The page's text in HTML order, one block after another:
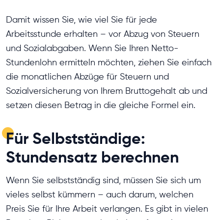
Damit wissen Sie, wie viel Sie für jede
Arbeitsstunde erhalten – vor Abzug von Steuern
und Sozialabgaben. Wenn Sie Ihren Netto-
Stundenlohn ermitteln möchten, ziehen Sie einfach
die monatlichen Abzüge für Steuern und
Sozialversicherung von Ihrem Bruttogehalt ab und
setzen diesen Betrag in die gleiche Formel ein.
Für Selbstständige:
Stundensatz berechnen
Wenn Sie selbstständig sind, müssen Sie sich um
vieles selbst kümmern – auch darum, welchen
Preis Sie für Ihre Arbeit verlangen. Es gibt in vielen